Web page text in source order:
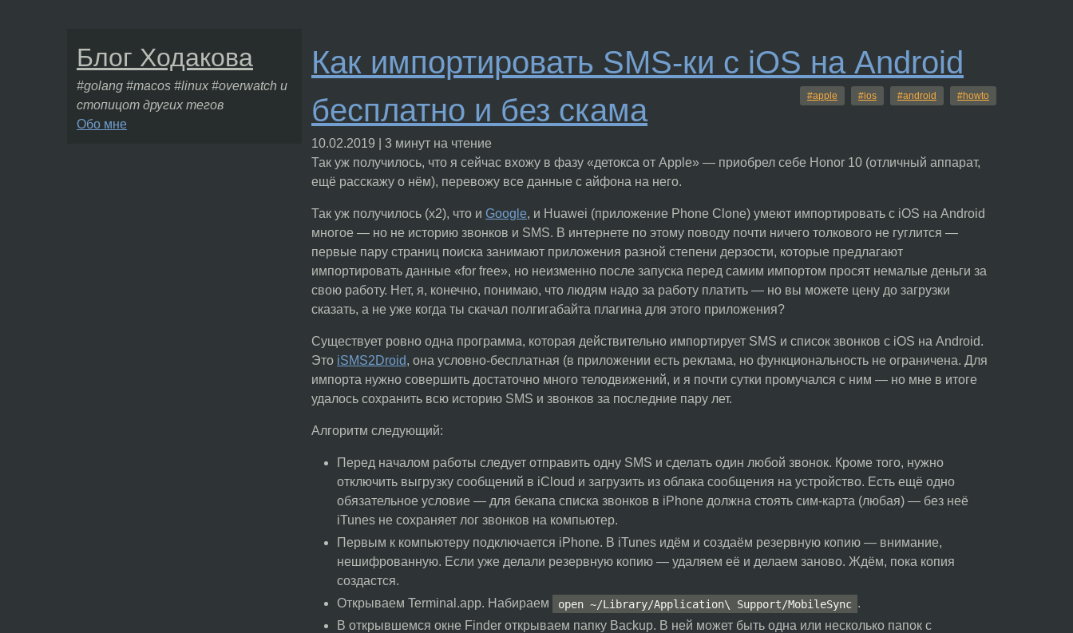
Блог Ходакова
#golang #macos #linux #overwatch и
стопицот других тегов
Обо мне
Как импортировать SMS-ки с iOS на Android
бесплатно и без скама
#apple #ios #android #howto
10.02.2019 | 3 минут на чтение
Так уж получилось, что я сейчас вхожу в фазу «детокса от Apple» — приобрел себе Honor 10 (отличный аппарат,
ещё расскажу о нём), перевожу все данные с айфона на него.
Так уж получилось (х2), что и Google, и Huawei (приложение Phone Clone) умеют импортировать с iOS на Android
многое — но не историю звонков и SMS. В интернете по этому поводу почти ничего толкового не гуглится —
первые пару страниц поиска занимают приложения разной степени дерзости, которые предлагают
импортировать данные «for free», но неизменно после запуска перед самим импортом просят немалые деньги за
свою работу. Нет, я, конечно, понимаю, что людям надо за работу платить — но вы можете цену до загрузки
сказать, а не уже когда ты скачал полгигабайта плагина для этого приложения?
Существует ровно одна программа, которая действительно импортирует SMS и список звонков с iOS на Android.
Это iSMS2Droid, она условно-бесплатная (в приложении есть реклама, но функциональность не ограничена. Для
импорта нужно совершить достаточно много телодвижений, и я почти сутки промучался с ним — но мне в итоге
удалось сохранить всю историю SMS и звонков за последние пару лет.
Алгоритм следующий:
Перед началом работы следует отправить одну SMS и сделать один любой звонок. Кроме того, нужно
отключить выгрузку сообщений в iCloud и загрузить из облака сообщения на устройство. Есть ещё одно
обязательное условие — для бекапа списка звонков в iPhone должна стоять сим-карта (любая) — без неё
iTunes не сохраняет лог звонков на компьютер.
Первым к компьютеру подключается iPhone. В iTunes идём и создаём резервную копию — внимание,
нешифрованную. Если уже делали резервную копию — удаляем её и делаем заново. Ждём, пока копия
создастся.
Открываем Terminal.app. Набираем
open ~/Library/Application\ Support/MobileSync .
В открывшемся окне Finder открываем папку Backup. В ней может быть одна или несколько папок с